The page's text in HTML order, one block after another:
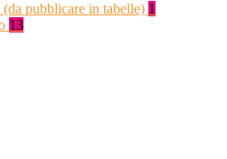
pubblicare in tabelle) 1
13